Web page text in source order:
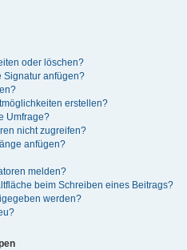
oder löschen?
Signatur anfügen?
erstellen?
Umfrage?
nicht zugreifen?
anfügen?
melden?
beim Schreiben eines Beitrags?
werden?